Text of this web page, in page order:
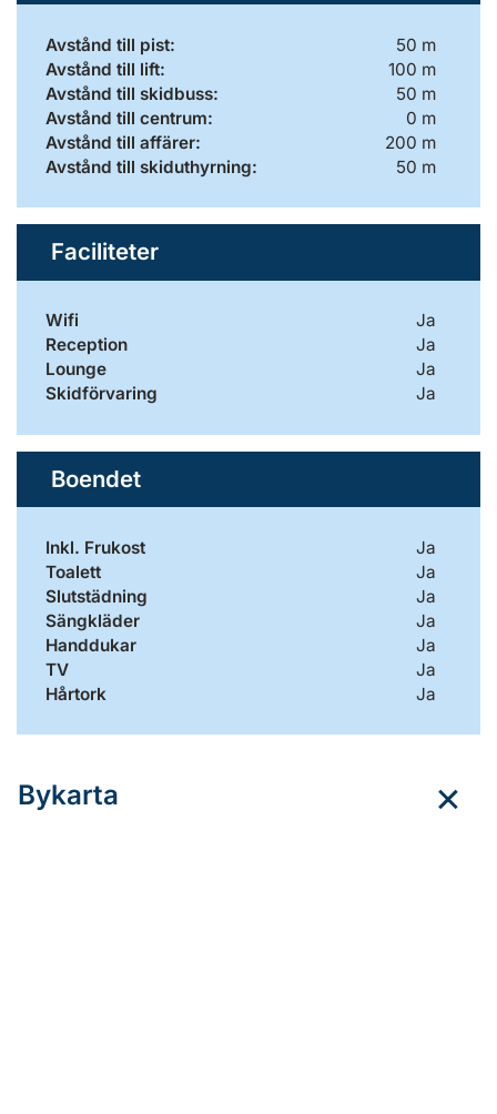
Avstånd till pist:
50 m
Avstånd till lift:
100 m
Avstånd till skidbuss:
50 m
Avstånd till centrum:
0 m
Avstånd till affärer:
200 m
Avstånd till skiduthyrning:
50 m
Faciliteter
Wifi
Ja
Reception
Ja
Lounge
Ja
Skidförvaring
Ja
Boendet
Inkl. Frukost
Ja
Toalett
Ja
Slutstädning
Ja
Sängkläder
Ja
Handdukar
Ja
TV
Ja
Hårtork
Ja
Bykarta